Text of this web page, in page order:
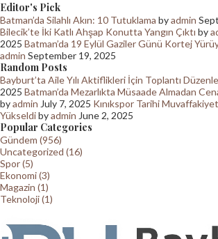
Editor's Pick
Batman’da Silahlı Akın: 10 Tutuklama byadmin
Bilecik’te İki Katlı Ahşap Konutta Yangın Çıktı by
2025 Batman’da 19 Eylül Gaziler Günü Kortej
admin September 19, 2025
Random Posts
Bayburt’ta Aile Yılı Aktiflikleri İçin Toplantı
2025 Batman’da Mezarlıkta Müsaade Almadan
byadmin July 7, 2025 Kınıkspor Tarihi
Yükseldibyadmin June 2, 2025
Popular Categories
Gündem (956)
Uncategorized (16)
Spor (5)
Ekonomi (3)
Magazin (1)
Teknoloji (1)